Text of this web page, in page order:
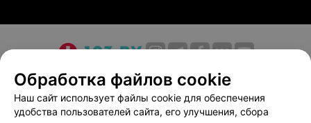
О проекте Новости проекта
Размещение рекламы
Медицинский маркетинг
Публичный договор
Пользовательское соглашение
Способы оплаты
Обработка файлов cookie
Наш сайт использует файлы cookie для обеспечения
удобства пользователей сайта, его улучшения, сбора